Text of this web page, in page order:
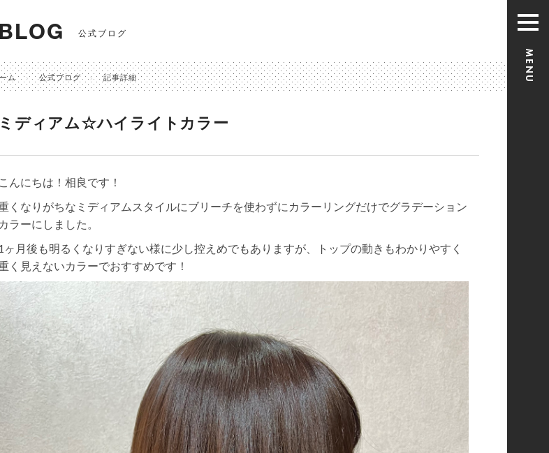
BLOG 公式ブログ
ム 公式ブログ 記事詳細
ミディアム☆ハイライトカラー
こんにちは！相良です！
くなりがちなミディアムスタイルにブリーチを使わずにカラーリングだけでグラデーション
カラーにしました。
ヶ月後も明るくなりすぎない様に少し控えめでもありますが、トップの動きもわかりやすく
く見えないカラーでおすすめです！